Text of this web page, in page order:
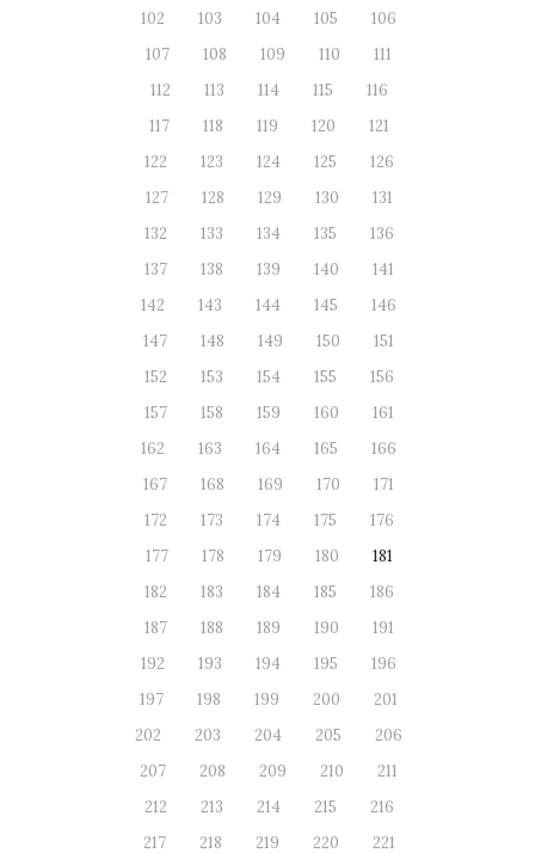
102
103 104 105
106
107
108 109 110
111
112
113 114 115
116
117
118 119 120
121
122
123 124 125
126
127
128 129 130
131
132
133 134 135
136
137
138 139 140
141
142
143 144 145
146
147
148 149 150
151
152
153 154 155
156
157
158 159 160
161
162
163 164 165
166
167
168 169 170
171
172
173 174 175
176
177
178 179 180
181
182
183 184 185
186
187
188 189 190
191
192
193 194 195
196
197
198 199 200
201
202
203 204 205
206
207
208 209 210
211
212
213 214 215
216
217
218 219 220
221